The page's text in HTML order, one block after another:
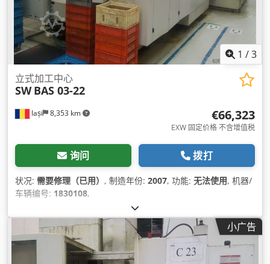
1 /3
Iași 8,353 km
立式加工中心
SW BAS 03-22
€66,323
EXW 固定价格 不含增值税
询问 拨打
状况: 需要修理（已用） , 制造年份: 2007, 功能: 无法使用, 机器/
车辆编号: 1830108,
小广告